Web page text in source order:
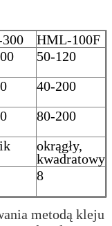
HML-100F
50-120
40-200
80-200
okrągły,
kwadratowy
8
metodą kleju